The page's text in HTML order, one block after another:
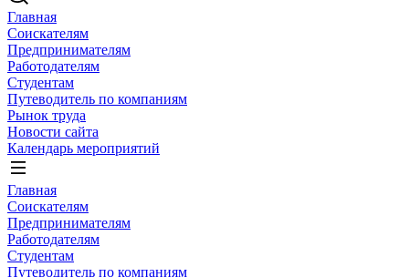
Главная
Соискателям
Предпринимателям
Работодателям
Студентам
Путеводитель по компаниям
Рынок труда
Новости сайта
Календарь мероприятий
Главная
Соискателям
Предпринимателям
Работодателям
Студентам
Путеводитель по компаниям